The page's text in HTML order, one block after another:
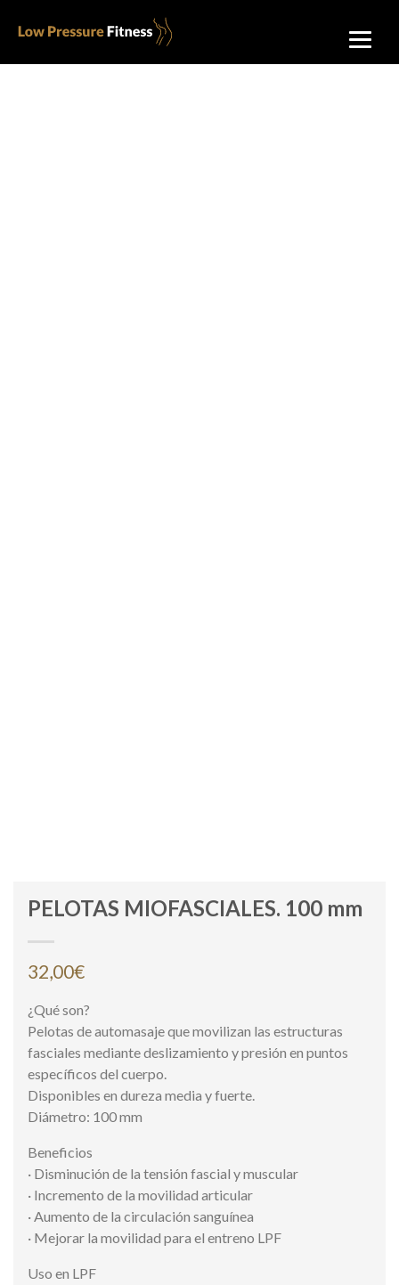
PELOTAS MIOFASCIALES. 100 mm
32,00€
¿Qué son?
Pelotas de automasaje que movilizan las estructuras
fasciales mediante deslizamiento y presión en puntos
específicos del cuerpo.
Disponibles en dureza media y fuerte.
Diámetro: 100 mm
Beneficios
· Disminución de la tensión fascial y muscular
· Incremento de la movilidad articular
· Aumento de la circulación sanguínea
· Mejorar la movilidad para el entreno LPF
Uso en LPF